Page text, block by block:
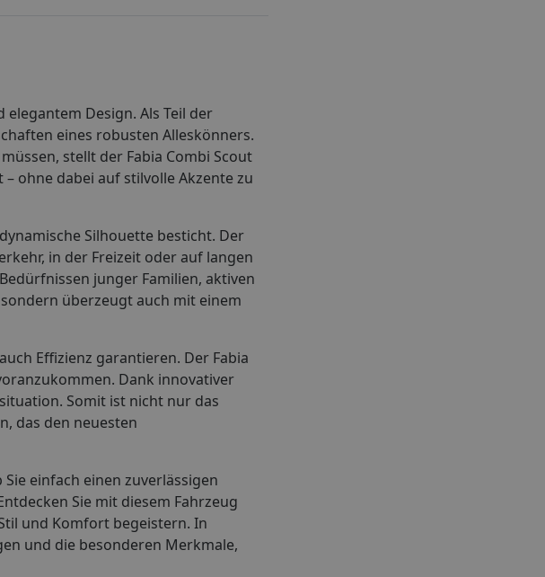
Design. Als Teil der
eines robusten Alleskönners.
stellt der Fabia Combi Scout
ohne dabei auf stilvolle Akzente zu
Silhouette besticht. Der
in der Freizeit oder auf langen
junger Familien, aktiven
überzeugt auch mit einem
Effizienz garantieren. Der Fabia
Dank innovativer
Somit ist nicht nur das
das den neuesten
einfach einen zuverlässigen
Sie mit diesem Fahrzeug
und Komfort begeistern. In
und die besonderen Merkmale,